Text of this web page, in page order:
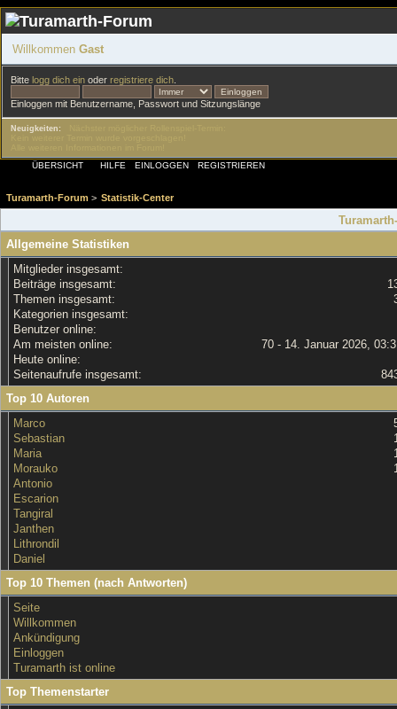
Willkommen Gast
Bitte logg dich einoder registriere dich.
Einloggen mit Benutzername, Passwort und Sitzungslänge
Neuigkeiten:
ÜBERSICHT
HILFE EINLOGGEN REGISTRIEREN
Turamarth-Forum > Statistik-Center
Allgemeine Statistiken
Mitglieder insgesamt:
Beiträge insgesamt:
Themen insgesamt:
Kategorien insgesamt:
Benutzer online:
Am meisten online:
70 - 14. Januar 2026,
Heute online:
Seitenaufrufe insgesamt:
Top 10 Autoren
Marco
Sebastian
Maria
Morauko
Antonio
Escarion
Tangiral
Janthen
Lithrondil
Daniel
Top 10 Themen (nach Antworten)
Seite
Willkommen
Ankündigung
Einloggen
Turamarth ist online
Top Themenstarter